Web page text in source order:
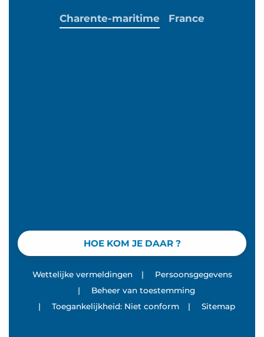
HOE KOM JE DAAR ?
Charente-maritime France
Wettelijke vermeldingen |
Persoonsgegevens
|
Beheer van toestemming
|
Toegankelijkheid: Niet conform | Sitemap